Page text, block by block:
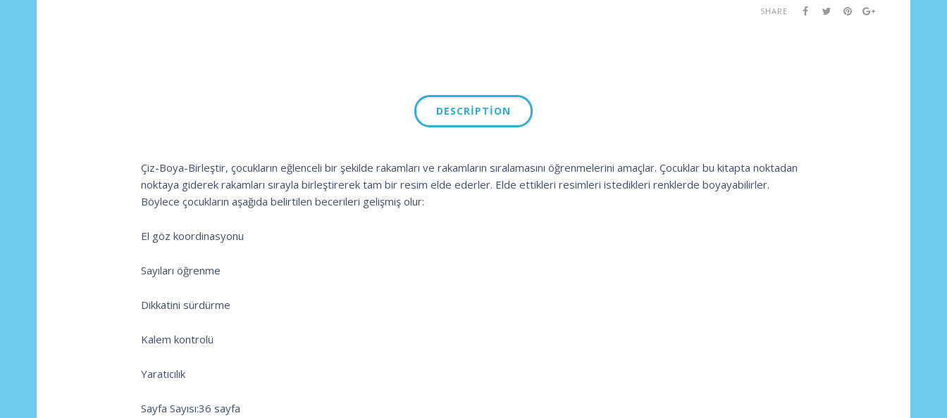
SHARE
DESCRIPTION
Çiz-Boya-Birleştir, çocukların eğlenceli bir şekilde rakamları ve rakamların sıralamasını öğrenmelerini amaçlar. Çocuklar bu kitapta noktadan
noktaya giderek rakamları sırayla birleştirerek tam bir resim elde ederler. Elde ettikleri resimleri istedikleri renklerde boyayabilirler.
Böylece çocukların aşağıda belirtilen becerileri gelişmiş olur:
El göz koordinasyonu
Sayıları öğrenme
Dikkatini sürdürme
Kalem kontrolü
Yaratıcılık
Sayfa Sayısı:36 sayfa